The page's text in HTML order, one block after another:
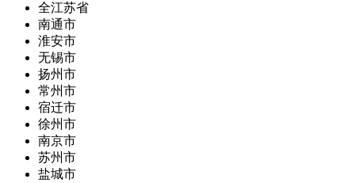
全江苏省
南通市
淮安市
无锡市
扬州市
常州市
宿迁市
徐州市
南京市
苏州市
盐城市